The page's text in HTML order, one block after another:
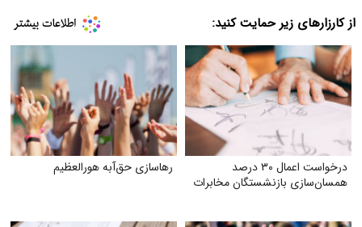
از کارزارهای زیر حمایت کنید:
درخواست اعمال ۳۰ درصد
همسان‌سازی بازنشستگان مخابرات
رهاسازی حق‌آبه هورالعظیم